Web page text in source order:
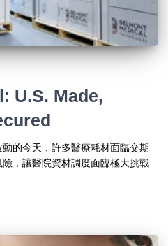
U.S. Made,
的今天，許多醫療耗材面臨交期
，讓醫院資材調度面臨極大挑戰